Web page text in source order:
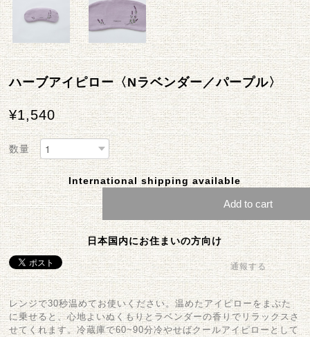
ハーブアイピロー〈Nラベンダー／パープル〉
¥1,540
数量
International shipping available
Add to cart
日本国内にお住まいの方向け
通報する
レンジで30秒温めてお使いください。温めたアイピローをまぶた
に乗せると、心地よいぬくもりとラベンダーの香りでリラックスさ
せてくれます。冷蔵庫で60~90分冷やせばクールアイピローとして